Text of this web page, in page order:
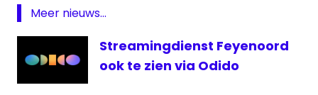
KNVB
Beker
Radio
Meer nieuws...
Streamingdienst Feyenoord
ook te zien via Odido